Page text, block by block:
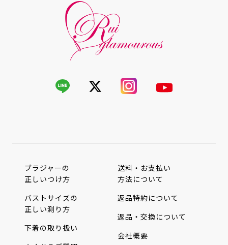
ブラジャーの
正しいつけ方
バストサイズの
正しい測り方
下着の取り扱い
送料・お支払い
方法について
返品特約について
返品・交換について
会社概要